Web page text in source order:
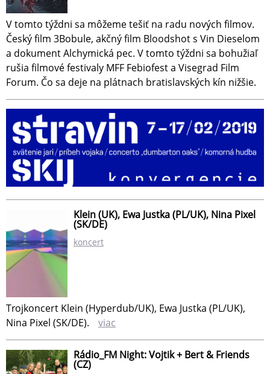
V tomto týždni sa môžeme tešiť na radu nových filmov.
Český film 3Bobule, akčný film Bloodshot s Vin Dieselom
a dokument Alchymická pec. V tomto týždni sa bohužiaľ
rušia filmové festivaly MFF Febiofest a Visegrad Film
Forum. Čo sa deje na plátnach bratislavských kín nižšie.
Klein (UK), Ewa Justka (PL/UK), Nina Pixel
(SK/DE)
koncert
Trojkoncert Klein (Hyperdub/UK), Ewa Justka (PL/UK),
Nina Pixel (SK/DE).
viac
Rádio_FM Night: Vojtik + Bert & Friends
(CZ)